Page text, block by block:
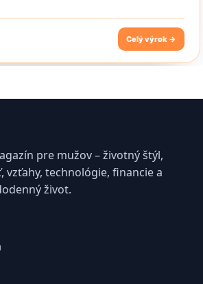
pre mužov – životný štýl,
vzťahy, technológie, financie a
život.